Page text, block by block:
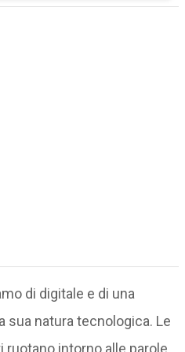
di digitale e di una
sua natura tecnologica. Le
intorno alle parole